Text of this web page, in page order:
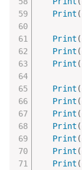
Print (
Print (
Print (
Print (
Print (
Print (
Print (
Print (
Print (
Print (
Print (